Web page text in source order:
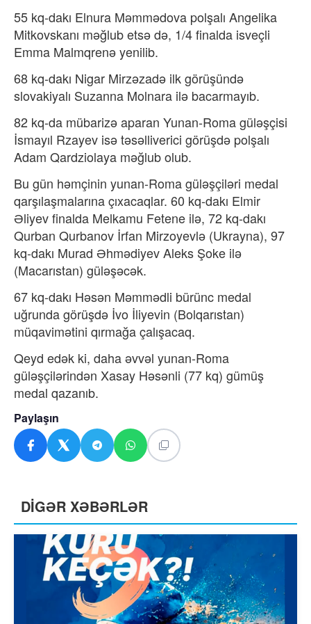
55 kq-dakı Elnura Məmmədova polşalı Angelika
Mitkovskanı məğlub etsə də, 1/4 finalda isveçli
Emma Malmqrenə yenilib.
68 kq-dakı Nigar Mirzəzadə ilk görüşündə
slovakiyalı Suzanna Molnara ilə bacarmayıb.
82 kq-da mübarizə aparan Yunan-Roma güləşçisi
İsmayıl Rzayev isə təsəlliverici görüşdə polşalı
Adam Qardziolaya məğlub olub.
Bu gün həmçinin yunan-Roma güləşçiləri medal
qarşılaşmalarına çıxacaqlar. 60 kq-dakı Elmir
Əliyev finalda Melkamu Fetene ilə, 72 kq-dakı
Qurban Qurbanov İrfan Mirzoyevlə (Ukrayna), 97
kq-dakı Murad Əhmədiyev Aleks Şoke ilə
(Macarıstan) güləşəcək.
67 kq-dakı Həsən Məmmədli bürünc medal
uğrunda görüşdə İvo İliyevin (Bolqarıstan)
müqavimətini qırmağa çalışacaq.
Qeyd edək ki, daha əvvəl yunan-Roma
güləşçilərindən Xasay Həsənli (77 kq) gümüş
medal qazanıb.
Paylaşın
DİGƏR XƏBƏRLƏR